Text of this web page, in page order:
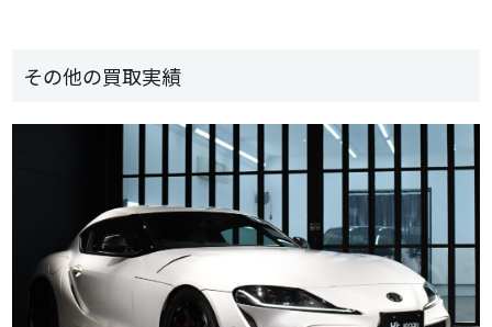
その他の買取実績